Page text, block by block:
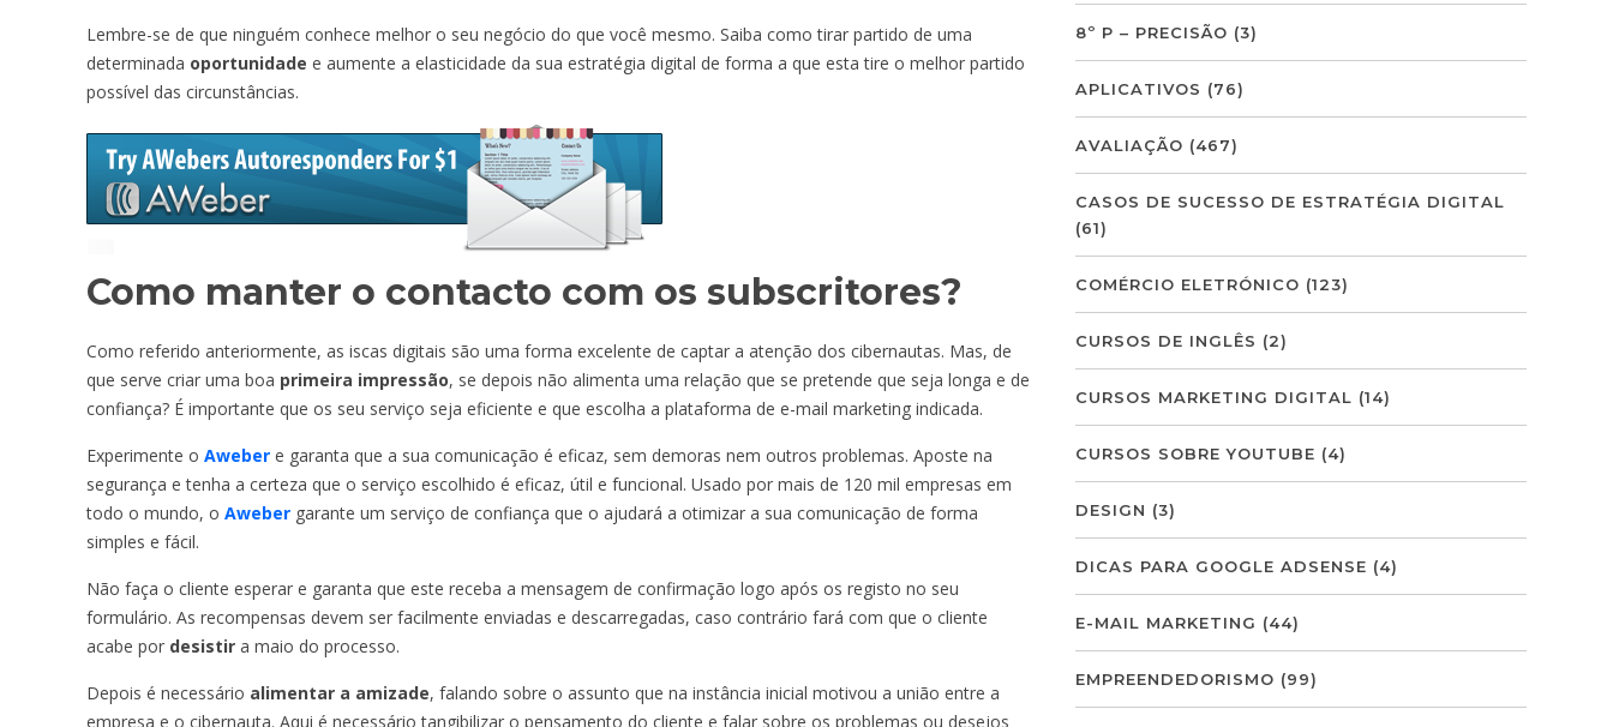
Lembre-se de que ninguém conhece melhor o seu negócio do que você mesmo. Saiba como tirar partido de uma
determinada oportunidade e aumente a elasticidade da sua estratégia digital de forma a que esta tire o melhor partido
possível das circunstâncias.
Como manter o contacto com os subscritores?
Como referido anteriormente, as iscas digitais são uma forma excelente de captar a atenção dos cibernautas. Mas, de
que serve criar uma boa primeira impressão, se depois não alimenta uma relação que se pretende que seja longa e de
confiança? É importante que os seu serviço seja eficiente e que escolha a plataforma de e-mail marketing indicada.
Experimente o Aweber e garanta que a sua comunicação é eficaz, sem demoras nem outros problemas. Aposte na
segurança e tenha a certeza que o serviço escolhido é eficaz, útil e funcional. Usado por mais de 120 mil empresas em
todo o mundo, o Aweber garante um serviço de confiança que o ajudará a otimizar a sua comunicação de forma
simples e fácil.
Não faça o cliente esperar e garanta que este receba a mensagem de confirmação logo após os registo no seu
formulário. As recompensas devem ser facilmente enviadas e descarregadas, caso contrário fará com que o cliente
acabe por desistir a maio do processo.
Depois é necessário alimentar a amizade, falando sobre o assunto que na instância inicial motivou a união entre a
empresa e o cibernauta. Aqui é necessário tangibilizar o pensamento do cliente e falar sobre os problemas ou desejos
8º P – PRECISÃO (3)
APLICATIVOS (76)
AVALIAÇÃO (467)
CASOS DE SUCESSO DE ESTRATÉGIA DIGITAL
(61)
COMÉRCIO ELETRÓNICO (123)
CURSOS DE INGLÊS (2)
CURSOS MARKETING DIGITAL (14)
CURSOS SOBRE YOUTUBE (4)
DESIGN (3)
DICAS PARA GOOGLE ADSENSE (4)
E-MAIL MARKETING (44)
EMPREENDEDORISMO (99)